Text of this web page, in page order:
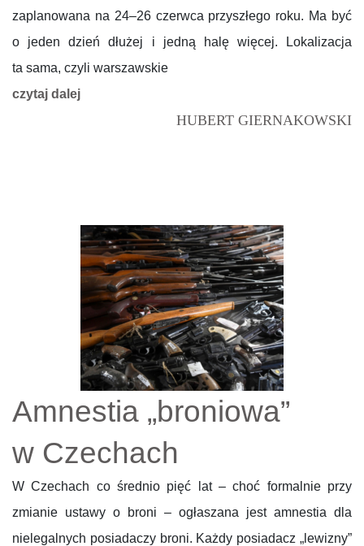
zaplanowana na 24–26 czerwca przyszłego roku. Ma być
o jeden dzień dłużej i jedną halę więcej. Lokalizacja
ta sama, czyli warszawskie
czytaj dalej
HUBERT GIERNAKOWSKI
Amnestia „broniowa”
w Czechach
W Czechach co średnio pięć lat – choć formalnie przy
zmianie ustawy o broni – ogłaszana jest amnestia dla
nielegalnych posiadaczy broni. Każdy posiadacz „lewizny”